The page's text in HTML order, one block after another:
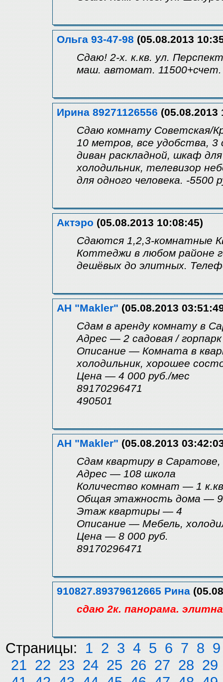
Ольга 93-47-98 (05.08.2013
Сдаю! 2-х. к.кв. ул.
маш. автомат. 11500+счет.
Ирина 89271126556 (05.08.2013
Сдаю комнату Советская/
10 метров, все удобства, 3
диван раскладной, шкаф
холодильник, телевизор
для одного человека. -5500
Актэро (05.08.2013 10:08:45)
Сдаются 1,2,3-комнатные
Коттеджи в любом районе
дешёвых до элитных.
АН "Makler" (05.08.2013
Сдам в аренду комнату в
Адрес — 2 садовая / горпарк
Описание — Комната в
холодильник, хорошее
Цена — 4 000 руб./мес
89170296471
490501
АН "Makler" (05.08.2013
Сдам квартиру в Саратове,
Адрес — 108 школа
Количество комнат — 1
Общая этажность дома — 9
Этаж квартиры — 4
Описание — Мебель,
Цена — 8 000 руб.
89170296471
910827.89379612665 Рина
сдаю 2к. панорама.
Страницы: 1 2 3 4 5 6 7 8 9
21 22 23 24 25 26 27 28 29